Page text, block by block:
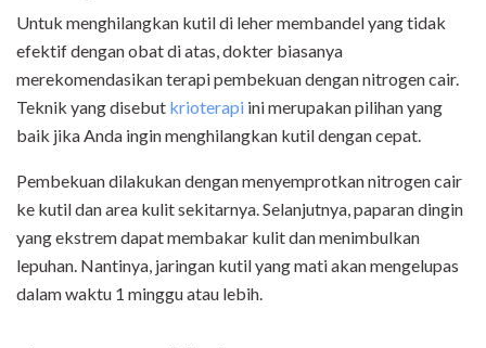
Untuk menghilangkan kutil di leher membandel yang tidak
efektif dengan obat di atas, dokter biasanya
merekomendasikan terapi pembekuan dengan nitrogen cair.
Teknik yang disebut krioterapi ini merupakan pilihan yang
baik jika Anda ingin menghilangkan kutil dengan cepat.
Pembekuan dilakukan dengan menyemprotkan nitrogen cair
ke kutil dan area kulit sekitarnya. Selanjutnya, paparan dingin
yang ekstrem dapat membakar kulit dan menimbulkan
lepuhan. Nantinya, jaringan kutil yang mati akan mengelupas
dalam waktu 1 minggu atau lebih.